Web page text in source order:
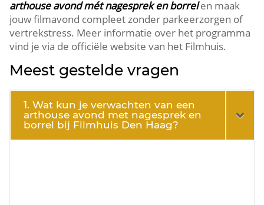
arthouse avond mét nagesprek en borrelen maak
jouw filmavond compleet zonder parkeerzorgen of
vertrekstress.​ Meer informatie over het programma
vind je via de officiële website van het Filmhuis.​
Meest gestelde vragen
1. Wat kun je verwachten van een
arthouse avond met nagesprek en
borrel bij Filmhuis Den Haag?